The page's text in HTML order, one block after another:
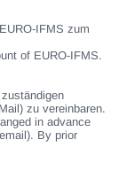
IFMS zum
of EURO-IFMS.
zu vereinbaren.
in advance
By prior